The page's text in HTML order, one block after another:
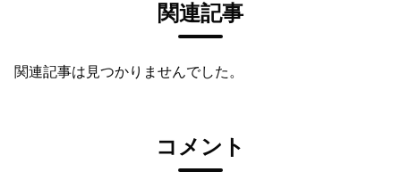
関連記事
関連記事は見つかりませんでした。
コメント